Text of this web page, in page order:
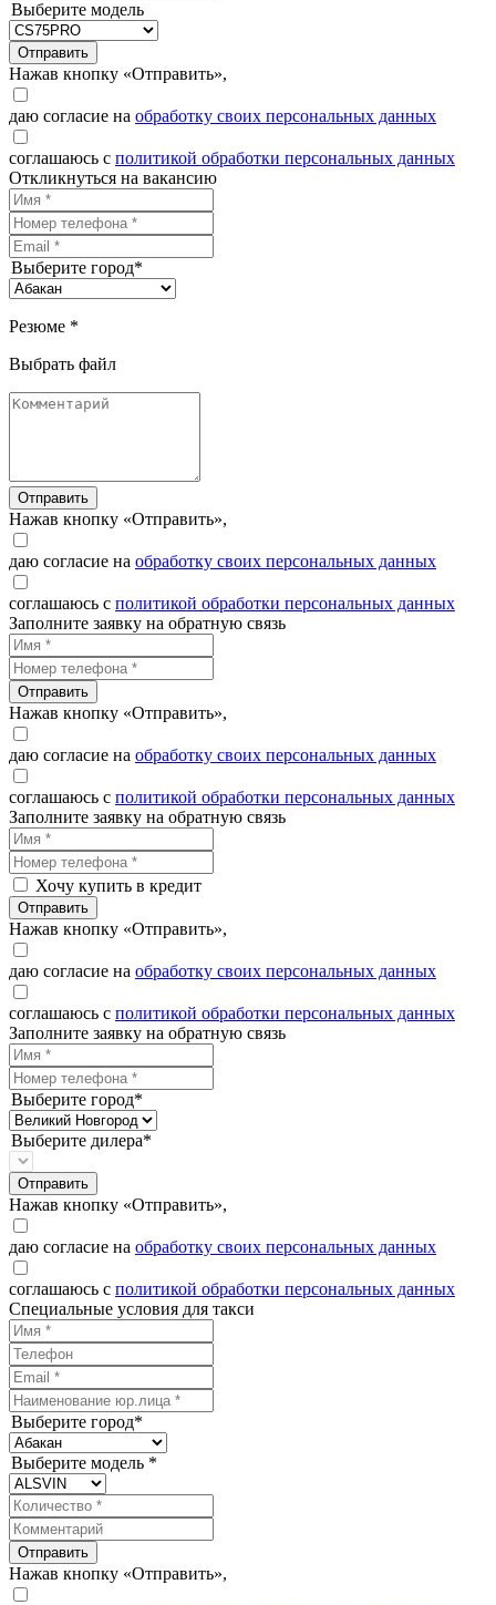
Выберите модель
Отправить
Нажав кнопку «Отправить»,
даю согласие на обработку своих персональных данных
соглашаюсь с политикой обработки персональных данных
Откликнуться на вакансию
Выберите город*
Резюме *
Выбрать файл
Отправить
Нажав кнопку «Отправить»,
даю согласие на обработку своих персональных данных
соглашаюсь с политикой обработки персональных данных
Заполните заявку на обратную связь
Отправить
Нажав кнопку «Отправить»,
даю согласие на обработку своих персональных данных
соглашаюсь с политикой обработки персональных данных
Заполните заявку на обратную связь
Хочу купить в кредит
Отправить
Нажав кнопку «Отправить»,
даю согласие на обработку своих персональных данных
соглашаюсь с политикой обработки персональных данных
Заполните заявку на обратную связь
Выберите город*
Выберите дилера*
Отправить
Нажав кнопку «Отправить»,
даю согласие на обработку своих персональных данных
соглашаюсь с политикой обработки персональных данных
Специальные условия для такси
Выберите город*
Выберите модель *
Отправить
Нажав кнопку «Отправить»,